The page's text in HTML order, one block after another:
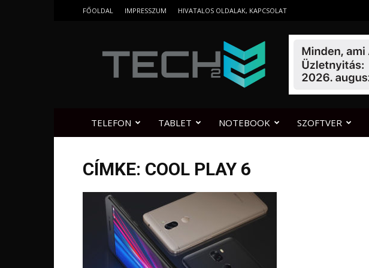
FŐOLDAL IMPRESSZUM HIVATALOS OLDALAK, KAPCSOLAT
TELEFON TABLET NOTEBOOK SZOFTVER
CÍMKE: COOL PLAY 6